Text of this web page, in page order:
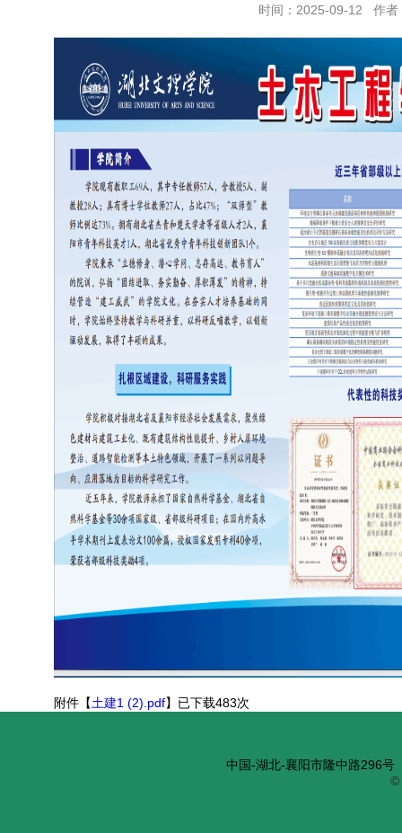
时间：2025-09-12 作
附件【土建1 (2).pdf】已下载483次
中国-湖北-襄阳市隆中路296
©